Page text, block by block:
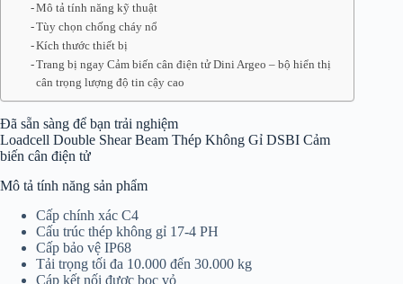
Mô tả tính năng kỹ thuật
Tùy chọn chống cháy nổ
Kích thước thiết bị
Trang bị ngay Cảm biến cân điện tử Dini Argeo – bộ hiển thị
cân trọng lượng độ tin cậy cao
Đã sẵn sàng để bạn trải nghiệm
Loadcell Double Shear Beam Thép Không Gỉ DSBI Cảm
biến cân điện tử
Mô tả tính năng sản phẩm
Cấp chính xác C4
Cấu trúc thép không gỉ 17-4 PH
Cấp bảo vệ IP68
Tải trọng tối đa 10.000 đến 30.000 kg
Cáp kết nối được bọc vỏ